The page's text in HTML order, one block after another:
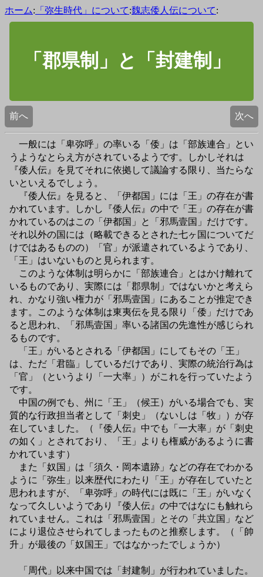
ホーム: 「弥生時代」について:魏志倭人伝について:
「郡県制」と「封建制」
前へ 次へ
一般には「卑弥呼」の率いる「倭」は「部族連合」とい
うようなとらえ方がされているようです。しかしそれは
『倭人伝』を見てそれに依拠して議論する限り、当たらな
いといえるでしょう。
『倭人伝』を見ると、「伊都国」には「王」の存在が書
かれています。しかし『倭人伝』の中で「王」の存在が書
かれているのはこの「伊都国」と「邪馬壹国」だけです。
それ以外の国には（略載できるとされた七ヶ国についてだ
けではあるものの）「官」が派遣されているようであり、
「王」はいないものと見られます。
このような体制は明らかに「部族連合」とはかけ離れて
いるものであり、実際には「郡県制」ではないかと考えら
れ、かなり強い権力が「邪馬壹国」にあることが推定でき
ます。このような体制は東夷伝を見る限り「倭」だけであ
ると思われ、「邪馬壹国」率いる諸国の先進性が感じられ
るものです。
「王」がいるとされる「伊都国」にしてもその「王」
は、ただ「君臨」しているだけであり、実際の統治行為は
「官」（というより「一大率」）がこれを行っていたよう
です。
中国の例でも、州に「王」（候王）がいる場合でも、実
質的な行政担当者として「刺史」（ないしは「牧」）が存
在していました。（『倭人伝』中でも「一大率」が「刺史
の如く」とされており、「王」よりも権威があるように書
かれています）
また「奴国」は「須久・岡本遺跡」などの存在でわかる
ように「弥生」以来歴代にわたり「王」が存在していたと
思われますが、「卑弥呼」の時代には既に「王」がいなく
なって久しいようであり『倭人伝』の中ではなにも触れら
れていません。これは「邪馬壹国」とその「共立国」など
により退位させられてしまったものと推察します。（「帥
升」が最後の「奴国王」ではなかったでしょうか）
「周代」以来中国では「封建制」が行われていました。